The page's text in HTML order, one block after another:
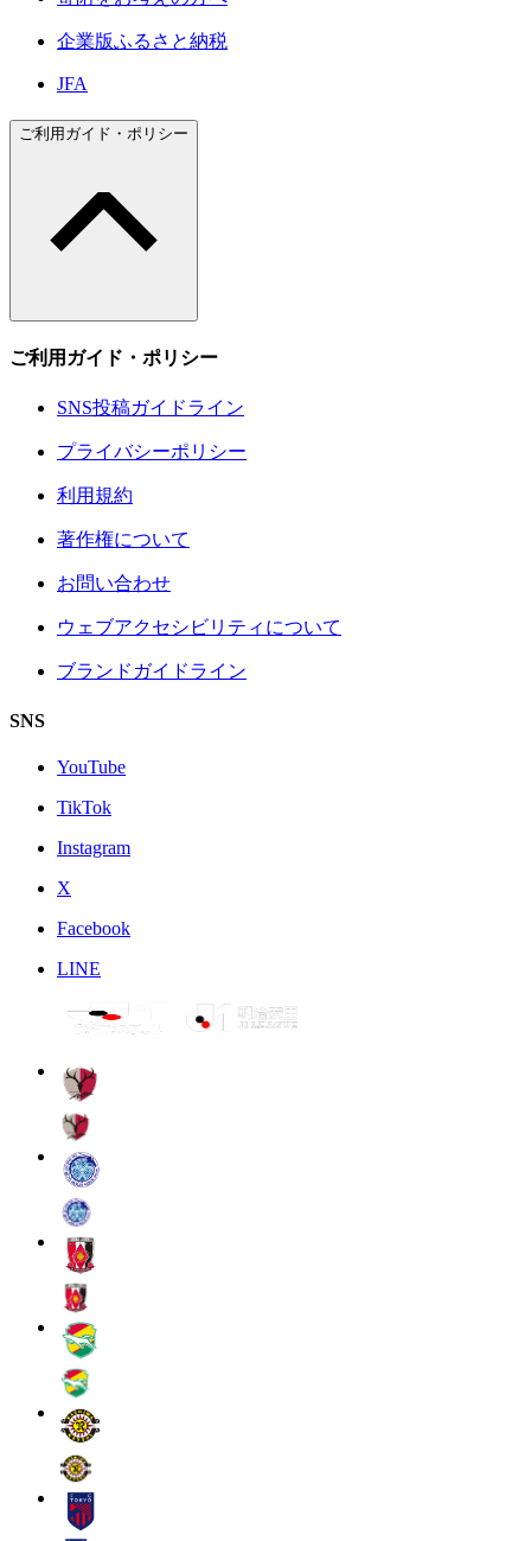
企業版ふるさと納税
JFA
ご利用ガイド・ポリシー
ご利用ガイド・ポリシー
SNS投稿ガイドライン
プライバシーポリシー
利用規約
著作権について
お問い合わせ
ウェブアクセシビリティについて
ブランドガイドライン
SNS
YouTube
TikTok
Instagram
X
Facebook
LINE